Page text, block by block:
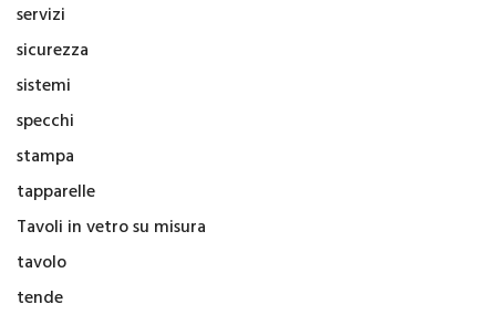
servizi
sicurezza
sistemi
specchi
stampa
tapparelle
Tavoli in vetro su misura
tavolo
tende